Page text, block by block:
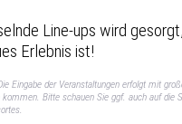
Line-ups wird
Erlebnis ist!
Eingabe der Veranstaltungen erfolgt mit
Bitte schauen Sie ggf. auch auf die